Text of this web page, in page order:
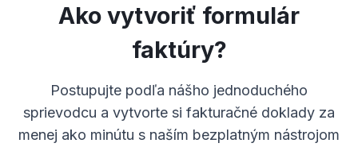
Ako vytvoriť formulár
faktúry?
Postupujte podľa nášho jednoduchého
sprievodcu a vytvorte si fakturačné doklady za
menej ako minútu s naším bezplatným nástrojom